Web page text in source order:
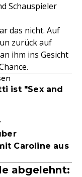
Schauspieler
das nicht. Auf
zurück auf
ihm ins Gesicht
ist "Sex and
Caroline aus
abgelehnt: